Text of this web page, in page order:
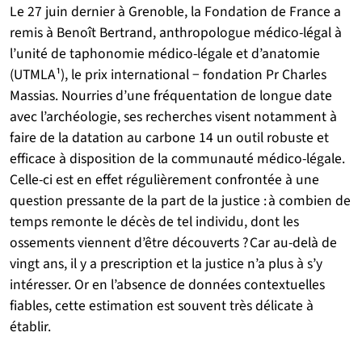
Le 27 juin dernier à Grenoble, la Fondation de France a
remis à Benoît Bertrand, anthropologue médico-légal à
l’unité de taphonomie médico-légale et d’anatomie
(UTMLA¹), le prix international − fondation Pr Charles
Massias. Nourries d’une fréquentation de longue date
avec l’archéologie, ses recherches visent notamment à
faire de la datation au carbone 14 un outil robuste et
efficace à disposition de la communauté médico-légale.
Celle-ci est en effet régulièrement confrontée à une
question pressante de la part de la justice : à combien de
temps remonte le décès de tel individu, dont les
ossements viennent d’être découverts ? Car au-delà de
vingt ans, il y a prescription et la justice n’a plus à s’y
intéresser. Or en l’absence de données contextuelles
fiables, cette estimation est souvent très délicate à
établir.